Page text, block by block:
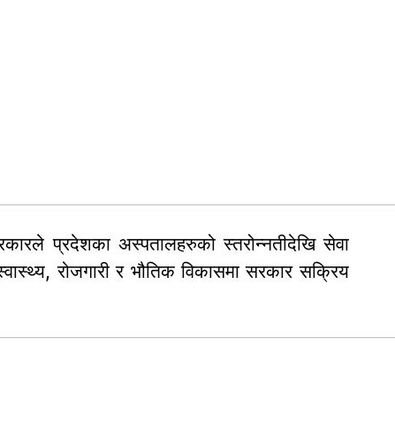
प्रदेशका अस्पतालहरुको स्तरोन्नतीदेखि सेवा
रोजगारी र भौतिक विकासमा सरकार सक्रिय